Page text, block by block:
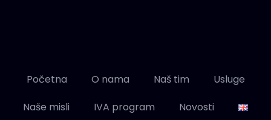
Početna O nama Naš tim
Usluge
Naše misli
IVA program Novosti